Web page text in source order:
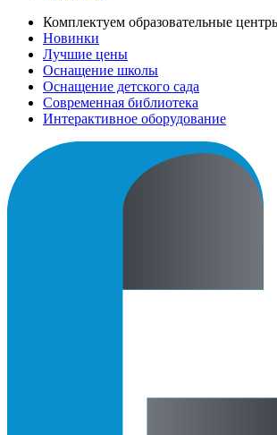
Комплектуем образовательные
Новинки
Лучшие цены
Оснащение школы
Оснащение детского сада
Современная библиотека
Интерактивное оборудование